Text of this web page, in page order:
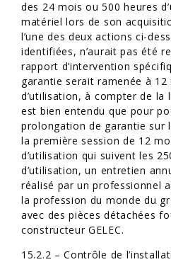
des 24 mois ou 500 heures
matériel lors de son
l’une des deux actions ci-
identifiées, n’aurait pas été
rapport d’intervention
garantie serait ramenée à
d’utilisation, à compter de la
est bien entendu que pour
prolongation de garantie sur
la première session de 12
d’utilisation qui suivent les
d’utilisation, un entretien
réalisé par un professionnel
la profession du monde du
avec des pièces détachées
constructeur GELEC.
15.2.2 – Contrôle de